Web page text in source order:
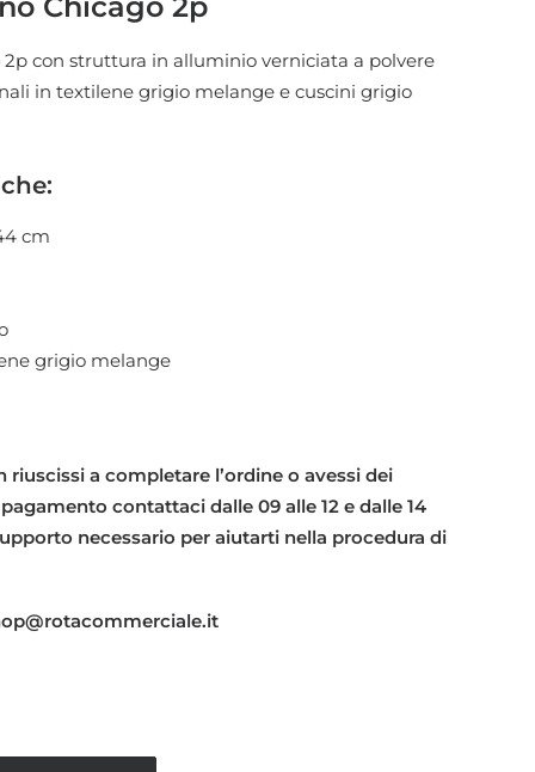
€.1.350,00 €.
con struttura in alluminio verniciata a polvere
in textilene grigio melange e cuscini grigio
cm
grigio melange
riuscissi a completare l’ordine o avessi dei
contattaci dalle 09 alle 12 e dalle 14
necessario per aiutarti nella procedura di